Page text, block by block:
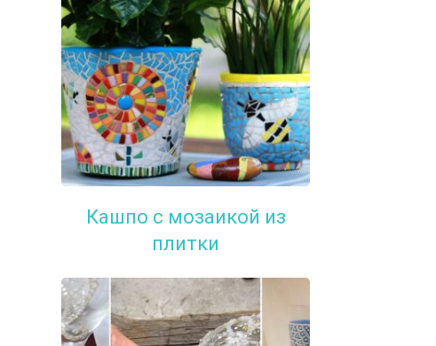
Кашпо с мозаикой из
плитки